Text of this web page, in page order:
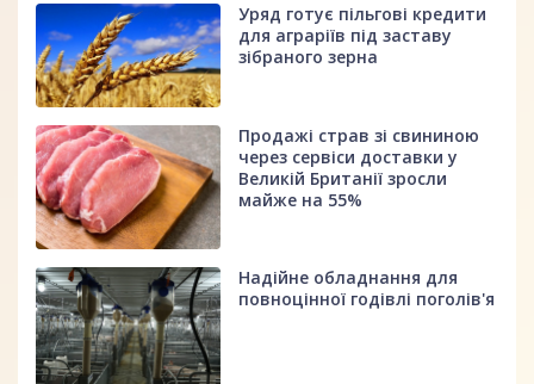
Уряд готує пільгові кредити
для аграріїв під заставу
зібраного зерна
Продажі страв зі свининою
через сервіси доставки у
Великій Британії зросли
майже на 55%
Надійне обладнання для
повноцінної годівлі поголів'я